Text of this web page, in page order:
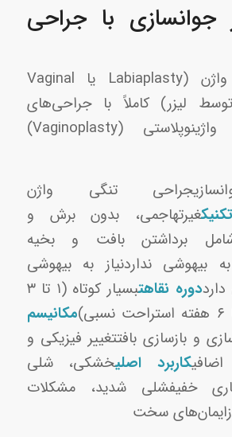
جوانسازی با جراحی
لیزر جوانسازی واژن (Labiaplasty یا Vaginal
Rejuvenation توسط لیزر) کاملاً با جراحی‌های
تهاجمی مانند واژینوپلاستی (Vaginoplasty)
تنگی واژن
تکنیکغیرتهاجمی، بدون برش و
شامل برداشتن بافت و بخیه
بیهوشی نداردنیاز به بیهوشی
دوره نقاهت
بسیار کوتاه (۱ تا ۳
مکانیسم
و بازسازی بافتتغییر فیزیکی و
کاربرد اصلیخشکی، شلی
خفیفشلی شدید، مشکلات
سخت